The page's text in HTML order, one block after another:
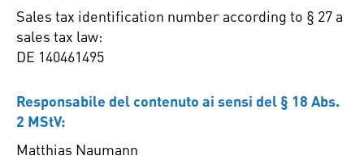
Sales tax identification number according to § 27 a
sales tax law:
DE 140461495
Responsabile del contenuto ai sensi del § 18 Abs.
2 MStV:
Matthias Naumann